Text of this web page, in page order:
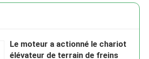
Le moteur a actionné le chariot
élévateur de terrain de freins